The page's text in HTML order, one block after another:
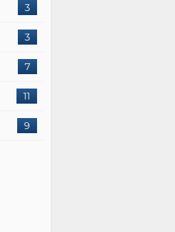
3
3
7
11
9